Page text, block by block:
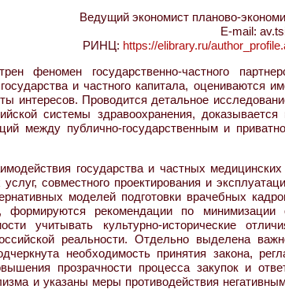
Ведущий экономист планово-
E-mail:
РИНЦ: https://elibrary.ru/
феномен государственно-частного
и частного капитала, оцениваются
интересов. Проводится детальное
системы здравоохранения, доказывается
между публично-государственным и
государства и частных медицинских
совместного проектирования и
моделей подготовки врачебных
рекомендации по минимизации
учитывать культурно-исторические
реальности. Отдельно выделена
необходимость принятия закона,
прозрачности процесса закупок и
и указаны меры противодействия